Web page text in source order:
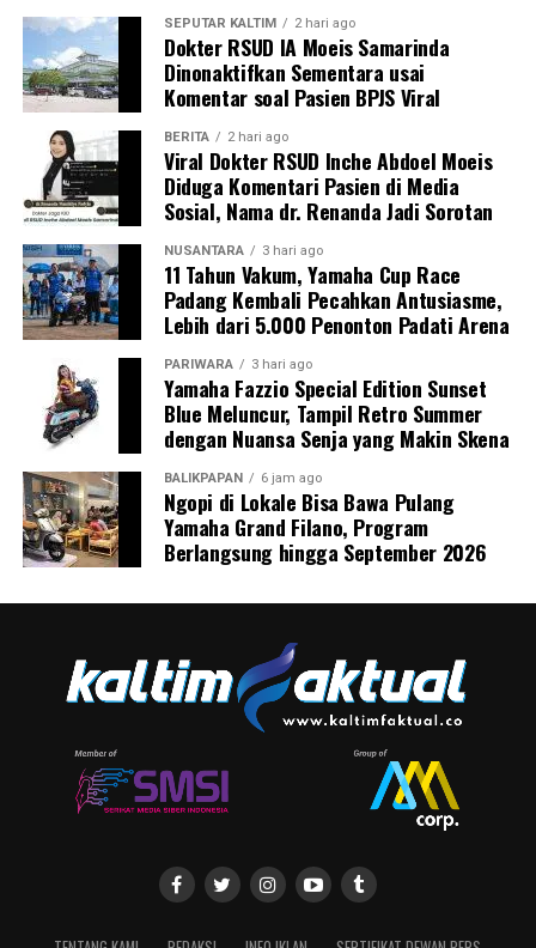
SEPUTAR KALTIM 2 hari ago
Dokter RSUD IA Moeis Samarinda
Dinonaktifkan Sementara usai
Komentar soal Pasien BPJS Viral
BERITA 2 hari ago
Viral Dokter RSUD Inche Abdoel Moeis
Diduga Komentari Pasien di Media
Sosial, Nama dr. Renanda Jadi Sorotan
NUSANTARA 3 hari ago
11 Tahun Vakum, Yamaha Cup Race
Padang Kembali Pecahkan Antusiasme,
Lebih dari 5.000 Penonton Padati Arena
PARIWARA 3 hari ago
Yamaha Fazzio Special Edition Sunset
Blue Meluncur, Tampil Retro Summer
dengan Nuansa Senja yang Makin Skena
BALIKPAPAN 6 jam ago
Ngopi di Lokale Bisa Bawa Pulang
Yamaha Grand Filano, Program
Berlangsung hingga September 2026